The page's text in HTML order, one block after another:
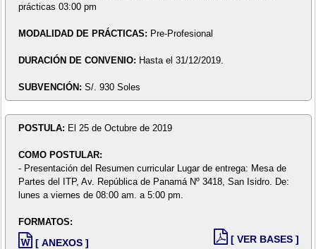
prácticas 03:00 pm
MODALIDAD DE PRÁCTICAS: Pre-Profesional
DURACIÓN DE CONVENIO: Hasta el 31/12/2019.
SUBVENCIÓN: S/. 930 Soles
POSTULA: El 25 de Octubre de 2019
COMO POSTULAR:
- Presentación del Resumen curricular Lugar de entrega: Mesa de
Partes del ITP, Av. República de Panamá Nº 3418, San Isidro. De:
lunes a viernes de 08:00 am. a 5:00 pm.
FORMATOS:
[ ANEXOS ] [ VER BASES ]